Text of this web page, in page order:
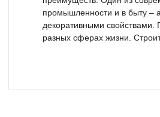
промышленности и в быту –
декоративными
разных сферах жизни.